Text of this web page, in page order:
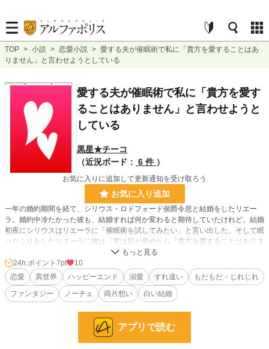
TOP > 小説 > 恋愛小説 > 愛する夫が催眠術で私に「貴方を愛することはあ
りません」と言わせようとしている
恋愛 連載中 長編
愛する夫が催眠術で私に「貴方を愛す
ることはありません」と言わせようと
している
黒星★チーコ
（近況ボード： 6 件 ）
お気に入りに追加して更新通知を受け取ろう
お気に入り追加
一年の婚約期間を経て、シリウス・ロドフォード侯爵令息と結婚をしたリエー
ラ。婚約中冷たかった彼も、結婚すれば何か変わると期待していたけれど。結婚
初夜にシリウスはリエーラに「催眠術を試してみたい」と言い出した。そして眠
ったふりをしたリエーラに彼は「君は目が覚めたら『貴方を愛することはありま
※もだもだすれ違いラブコメ。ヒーローは若干拗らせ気味ですが暗い話にはなら
ない予定です。
※カクヨムにも投稿しています。
37,912 位 / 228,976 件
24h.ポイント 7pt
10
恋愛
異世界 ハッピーエンド 溺愛 すれ違い
もだもだ・じれじれ
ファンタジー
ノーチェ 両片想い 白い結婚
アプリで読む